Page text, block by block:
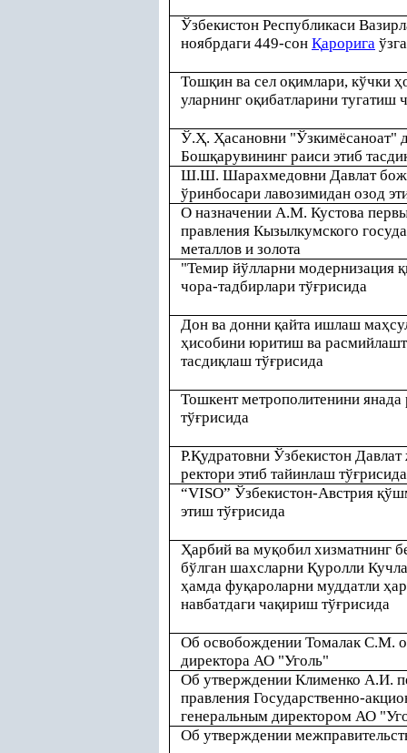
Ўзбекистон Республикаси
ноябрдаги 449-сон Қарорига
Тошқин ва сел оқимлари, кўчки ҳ
уларнинг оқибатларини тугатиш
Ў.Ҳ. Ҳасановни "Ўзкимёсаноат"
Бошқарувининг раиси этиб тасди
Ш.Ш. Шарахмедовни Давлат
ўринбосари лавозимидан озод
О назначении А.М. Кустова
правления Кызылкумского
металлов и золота
"Темир йўлларни модернизация қ
чора-тадбирлари тўғрисида
Дон ва донни қайта ишлаш маҳ
ҳисобини юритиш ва
тасдиқлаш тўғрисида
Тошкент метрополитенини
тўғрисида
Р.Қудратовни Ўзбекистон
ректори этиб тайинлаш тўғрисида
“VISO” Ўзбекистон-Австрия қ
этиш тўғрисида
Ҳарбий ва муқобил хизматнинг
бўлган шахсларни Қуролли
ҳамда фуқароларни муддатли ҳ
навбатдаги чақириш тўғрисида
Об освобождении Томалак С.М.
директора АО "Уголь"
Об утверждении Клименко А.И.
правления Государственно-
генеральным директором АО
Об утверждении